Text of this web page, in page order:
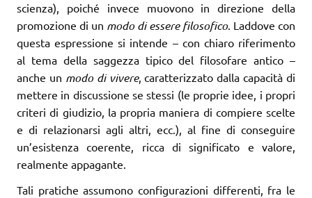
scienza), poiché invece muovono in direzione della
promozione di un modo di essere filosofico. Laddove con
questa espressione si intende – con chiaro riferimento
al tema della saggezza tipico del filosofare antico –
anche un modo di vivere, caratterizzato dalla capacità di
mettere in discussione se stessi (le proprie idee, i propri
criteri di giudizio, la propria maniera di compiere scelte
e di relazionarsi agli altri, ecc.), al fine di conseguire
un’esistenza coerente, ricca di significato e valore,
realmente appagante.
Tali pratiche assumono configurazioni differenti, fra le